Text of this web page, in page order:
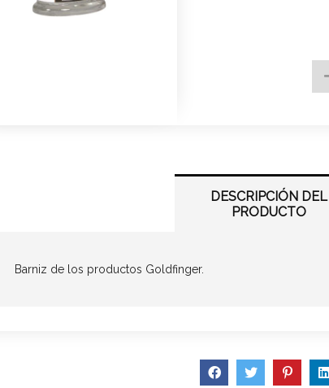
DESCRIPCIÓN DEL
PRODUCTO
Barniz de los productos Goldfinger.